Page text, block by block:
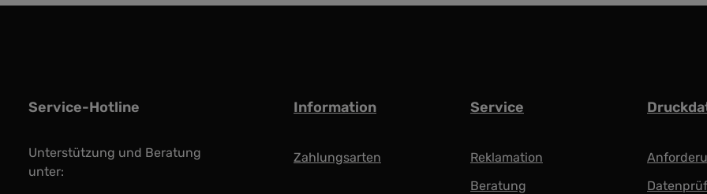
Service-Hotline
Unterstützung und Beratung
unter:
Information
Zahlungsarten
Service
Reklamation
Beratung